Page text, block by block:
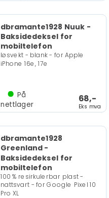
dbramante1928 Nuuk -
Baksidedeksel for
mobiltelefon
løsvekt - blank - for Apple
iPhone 16e, 17e
68,-
Eks mva
På
nettlager
dbramante1928
Greenland -
Baksidedeksel for
mobiltelefon
100 % resirkulerbar plast -
nattsvart - for Google Pixel 10
Pro XL